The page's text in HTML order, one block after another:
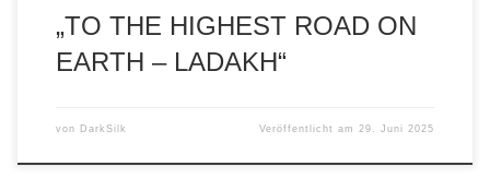
„TO THE HIGHEST ROAD ON
EARTH – LADAKH“
von DarkSilk Veröffentlicht am29. Juni 2025